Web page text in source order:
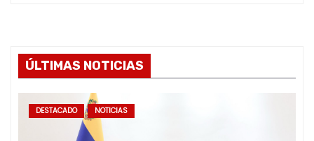
ÚLTIMAS NOTICIAS
DESTACADO NOTICIAS